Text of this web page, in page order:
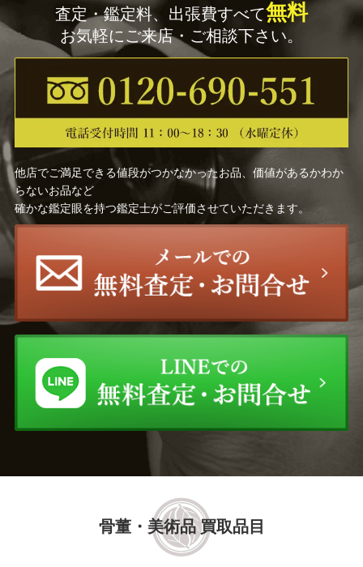
田中 阿喜良 遠藤 昭吾
中西 繁 疋田 正章
木下 孝則 金子 國義
藤田 吉香 村田 省蔵
レスリー・セイヤー 中村 清治
北川 民次 アルフォンス・ミュシャ
高木 公史 ミッシェル・ドラクロワ
古吉 弘 モーリス・ユトリロ
マリー・ローランサン
査定・鑑定料、出張費すべて無料
お気軽にご来店・ご相談下さい。
他店でご満足できる値段がつかなかったお品、価値があるかわか
らないお品など
確かな鑑定眼を持つ鑑定士がご評価させていただきます。
骨董・美術品 買取品目